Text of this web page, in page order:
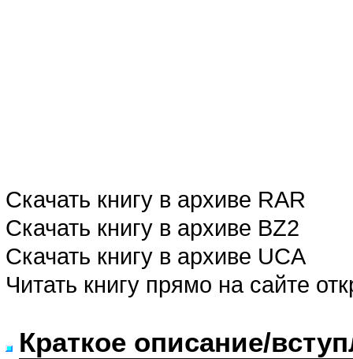
Скачать книгу в архиве RAR
Скачать книгу в архиве BZ2
Скачать книгу в архиве UCA
Читать книгу прямо на сайте
Краткое описание/